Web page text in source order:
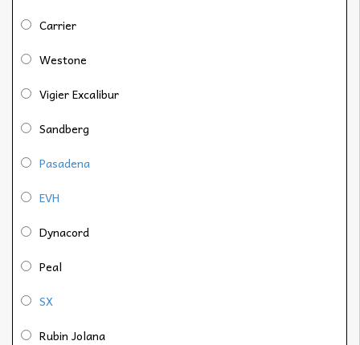
Carrier
Westone
Vigier Excalibur
Sandberg
Pasadena
EVH
Dynacord
Peal
SX
Rubin Jolana